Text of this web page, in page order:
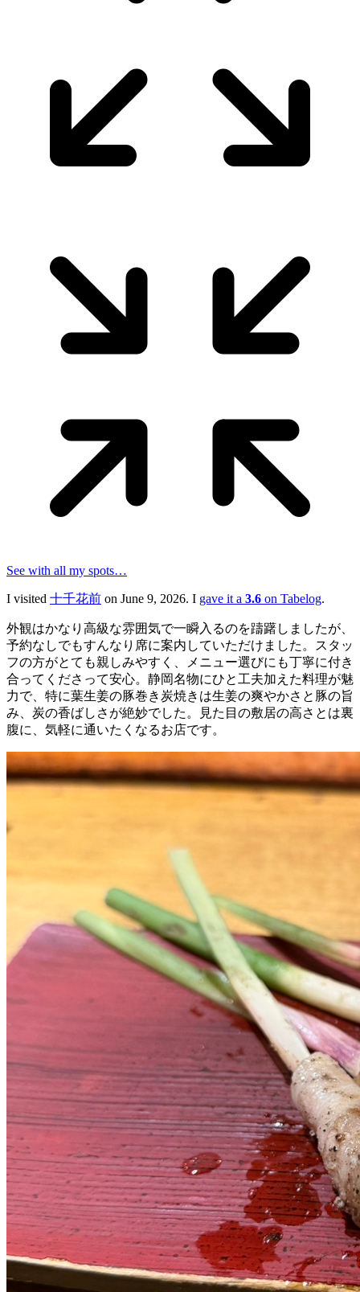
おでん・海鮮・居酒屋
See with all my spots…
I visited 十千花前 on June 9, 2026. I gave it a 3.6 on Tabelog.
外観はかなり高級な雰囲気で一瞬入るのを躊躇しましたが、
予約なしでもすんなり席に案内していただけました。スタッ
フの方がとても親しみやすく、メニュー選びにも丁寧に付き
合ってくださって安心。静岡名物にひと工夫加えた料理が魅
力で、特に葉生姜の豚巻き炭焼きは生姜の爽やかさと豚の旨
み、炭の香ばしさが絶妙でした。見た目の敷居の高さとは裏
腹に、気軽に通いたくなるお店です。